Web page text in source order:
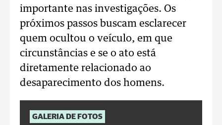
importante nas investigações. Os
próximos passos buscam esclarecer
quem ocultou o veículo, em que
circunstâncias e se o ato está
diretamente relacionado ao
desaparecimento dos homens.
GALERIA DE FOTOS